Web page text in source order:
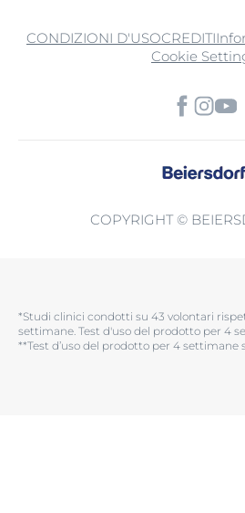
CONDIZIONI D'USOCREDITI
Cookie
COPYRIGHT ©
*Studi clinici condotti su 43 volontari
settimane. Test d'uso del prodotto per 4